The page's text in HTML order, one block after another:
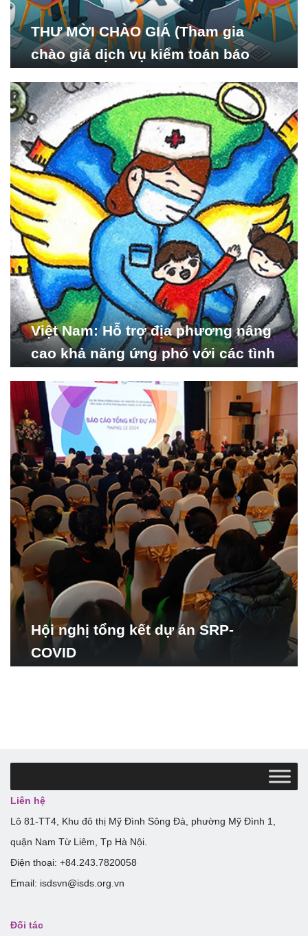
THƯ MỜI CHÀO GIÁ (Tham gia
chào giá dịch vụ kiểm toán báo
Nghiên cứu Phát triển Xã
hội_ISDS)
Việt Nam: Hỗ trợ địa phương nâng
cao khả năng ứng phó với các tình
Hội nghị tổng kết dự án SRP-
COVID
Liên hệ
Lô 81-TT4, Khu đô thị Mỹ Đình Sông Đà, phường Mỹ Đình 1,
quận Nam Từ Liêm, Tp Hà Nội.
Điện thoại: +84.243.7820058
Email: isdsvn@isds.org.vn
Đối tác